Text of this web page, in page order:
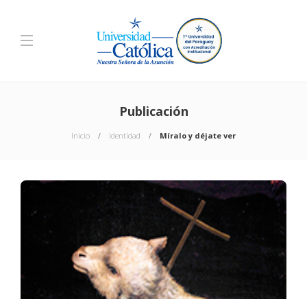
Publicación
Inicio Identidad Míralo y déjate ver